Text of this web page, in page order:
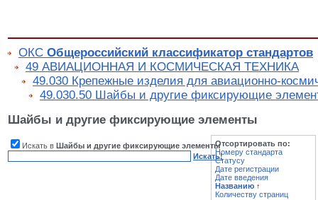
ОКС Общероссийский классификатор стандартов
49 АВИАЦИОННАЯ И КОСМИЧЕСКАЯ ТЕХНИКА
49.030 Крепежные изделия для авиационно-
49.030.50 Шайбы и другие фиксирующие
Шайбы и другие фиксирующие элементы
Искать в Шайбы и другие фиксирующие элементы
Искать!
Отсортировать по:
Номеру стандарта
Статусу
Дате регистрации
Дате введения
Названию ↑
Количеству страниц